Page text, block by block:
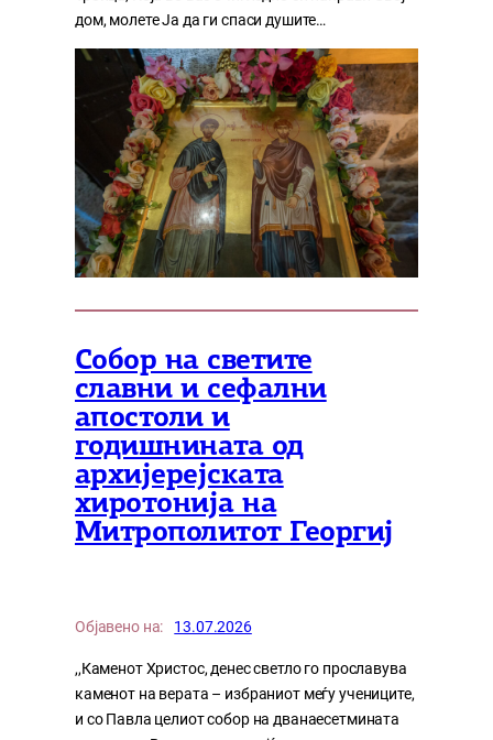
дом, молете Ја да ги спаси душите…
Собор на светите
славни и сефални
апостоли и
годишнината од
архијерејската
хиротонија на
Митрополитот Георгиј
Објавено на: 13.07.2026
,,Каменот Христос, денес светло го прославува
каменот на верата – избраниот меѓу учениците,
и со Павла целиот собор на дванаесетмината